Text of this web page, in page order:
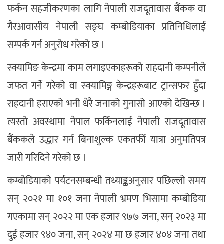
फर्कन सहजीकरणका लागि नेपाली राजदूतावास बैंकक वा
गैरआवासीय नेपाली सङ्घ कम्बोडियाका प्रतिनिधिलाई
सम्पर्क गर्न अनुरोध गरेको छ ।
स्क्यामिङ केन्द्रमा काम लगाइएकाहरूको राहदानी कम्पनीले
जफत गर्ने गरेको वा स्क्यामिङ्ग केन्द्रहरूबाट ट्रान्सफर हुँदा
राहदानी हराएको भनी धेरै जनाको गुनासो आएको देखिन्छ ।
त्यस्तो अवस्थामा नेपाल फर्किनलाई नेपाली राजदूतावास
बैंककले उद्धार गर्न बिनाशुल्क एकतर्फी यात्रा अनुमतिपत्र
जारी गरिदिने गरेको छ ।
कम्बोडियाको पर्यटनसम्बन्धी तथ्याङ्कअनुसार पछिल्लो समय
सन् २०२१ मा १०१ जना नेपाली भ्रमण भिसामा कम्बोडिया
गएकामा सन् २०२२ मा एक हजार ९७७ जना, सन् २०२३ मा
दुई हजार ९४० जना, सन् २०२४ मा छ हजार ४०४ जना तथा